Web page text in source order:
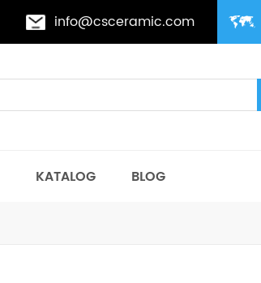
info@csceramic.com
KATALOG BLOG